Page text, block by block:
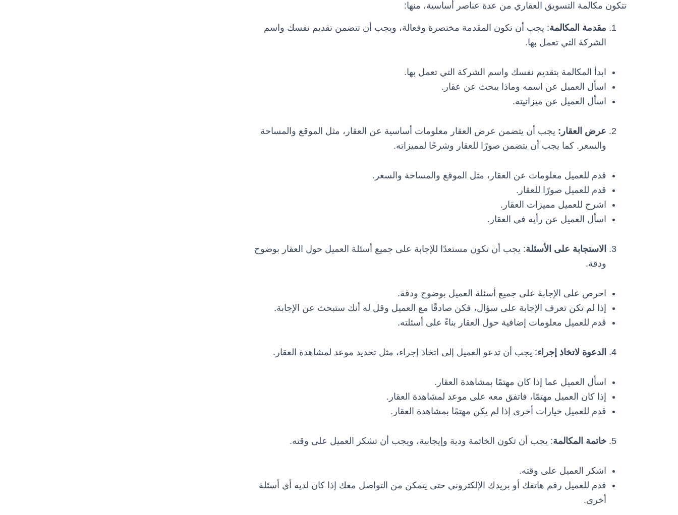
تتكون مكالمة التسويق العقاري من عدة عناصر أساسية، منها:
مقدمة المكالمة: يجب أن تكون المقدمة مختصرة وفعالة، ويجب أن تتضمن تقديم نفسك واسم
الشركة التي تعمل بها.
ابدأ المكالمة بتقديم نفسك واسم الشركة التي تعمل بها.
اسأل العميل عن اسمه وماذا يبحث عن عقار.
اسأل العميل عن ميزانيته.
عرض العقار: يجب أن يتضمن عرض العقار معلومات أساسية عن العقار، مثل الموقع والمساحة
والسعر. كما يجب أن يتضمن صورًا للعقار وشرحًا لمميزاته.
قدم للعميل معلومات عن العقار، مثل الموقع والمساحة والسعر.
قدم للعميل صورًا للعقار.
اشرح للعميل مميزات العقار.
اسأل العميل عن رأيه في العقار.
الاستجابة على الأسئلة: يجب أن تكون مستعدًا للإجابة على جميع أسئلة العميل حول العقار بوضوح
ودقة.
احرص على الإجابة على جميع أسئلة العميل بوضوح ودقة.
إذا لم تكن تعرف الإجابة على سؤال، فكن صادقًا مع العميل وقل له أنك ستبحث عن الإجابة.
قدم للعميل معلومات إضافية حول العقار بناءً على أسئلته.
الدعوة لاتخاذ إجراء: يجب أن تدعو العميل إلى اتخاذ إجراء، مثل تحديد موعد لمشاهدة العقار.
اسأل العميل عما إذا كان مهتمًا بمشاهدة العقار.
إذا كان العميل مهتمًا، فاتفق معه على موعد لمشاهدة العقار.
قدم للعميل خيارات أخرى إذا لم يكن مهتمًا بمشاهدة العقار.
خاتمة المكالمة: يجب أن تكون الخاتمة ودية وإيجابية، ويجب أن تشكر العميل على وقته.
اشكر العميل على وقته.
قدم للعميل رقم هاتفك أو بريدك الإلكتروني حتى يتمكن من التواصل معك إذا كان لديه أي أسئلة
أخرى.